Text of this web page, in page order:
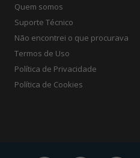
Quem somos
Suporte Técnico
Não encontrei o que procurava
Termos de Uso
Política de Privacidade
Política de Cookies